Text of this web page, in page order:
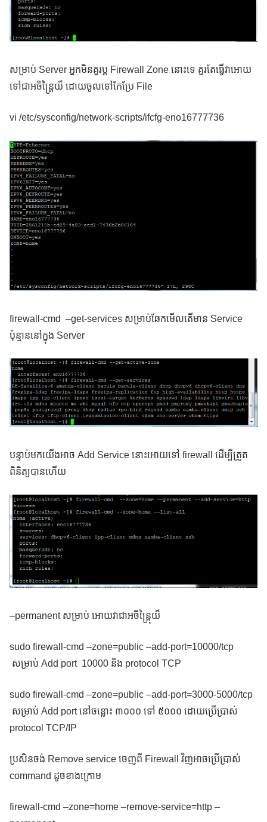
សម្រាប់ Server អ្នកមិនគួរប្ត Firewall Zone នោះទេ គួរតែធ្វើវាអោយ
ទៅជាអចិន្ត្រៃយ៏ ដោយចូលទៅកែប្រែ File
vi /etc/sysconfig/network-scripts/ifcfg-eno16777736
firewall-cmd –get-services សម្រាប់ឆែកមើលតើមាន Service
ប៉ុន្មាននៅក្នុង Server
បន្ទាប់មកយើងអាច Add Service នោះអោយទៅ firewall ដើម្បីត្រួត
ពិនិត្យបានហើយ
–permanent សម្រាប់ អោយវាជាអចិន្ត្រៃុយ៏
sudo firewall-cmd –zone=public –add-port=10000/tcp
សម្រាប់ Add port 10000 និង protocol TCP
sudo firewall-cmd –zone=public –add-port=3000-5000/tcp
សម្រាប់ Add port នៅចន្លោះ ៣០០០ ទៅ ៥០០០ ដោយប្រើប្រាស់
protocol TCP/IP
ប្រសិនចង់ Remove service ចេញពី Firewall វិញអាចប្រើប្រាស់
command ដូចខាងក្រោម
firewall-cmd –zone=home –remove-service=http –